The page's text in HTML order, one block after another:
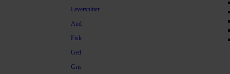
Leversnitter
And
Fisk
Ged
Gris